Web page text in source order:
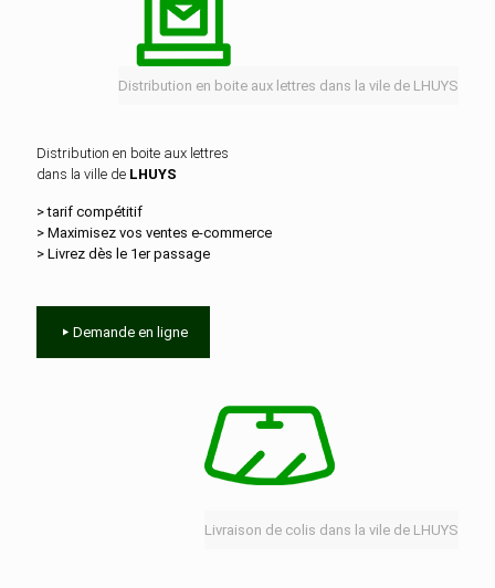
Distribution en boite aux lettres dans la vile de LHUYS
Distribution en boite aux lettres
dans la ville de LHUYS
> tarif compétitif
> Maximisez vos ventes e‑commerce
> Livrez dès le 1er passage
Demande en ligne
Livraison de colis dans la vile de LHUYS